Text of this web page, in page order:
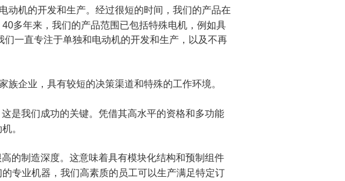
动机的开发和生产。经过很短的时间，我们的产品在
40多年来，我们的产品范围已包括特殊电机，例如具
们一直专注于单独和电动机的开发和生产，以及不再
族企业，具有较短的决策渠道和特殊的工作环境。
是我们成功的关键。凭借其高水平的资格和多功能
。
的制造深度。这意味着具有模块化结构和预制组件
专业机器，我们高素质的员工可以生产满足特定订